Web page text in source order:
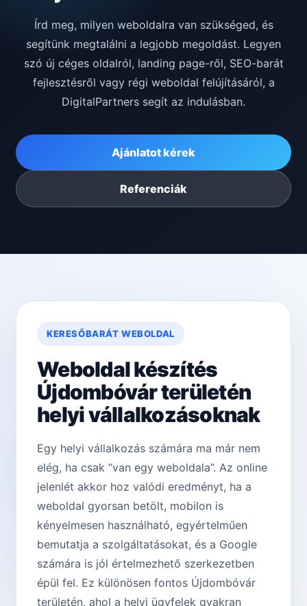
Írd meg, milyen weboldalra van szükséged, és
segítünk megtalálni a legjobb megoldást. Legyen
szó új céges oldalról, landing page-ről, SEO-barát
fejlesztésről vagy régi weboldal felújításáról, a
DigitalPartners segít az indulásban.
Ajánlatot kérek
Referenciák
KERESŐBARÁT WEBOLDAL
Weboldal készítés
Újdombóvár területén
helyi vállalkozásoknak
Egy helyi vállalkozás számára ma már nem
elég, ha csak “van egy weboldala”. Az online
jelenlét akkor hoz valódi eredményt, ha a
weboldal gyorsan betölt, mobilon is
kényelmesen használható, egyértelműen
bemutatja a szolgáltatásokat, és a Google
számára is jól értelmezhető szerkezetben
épül fel. Ez különösen fontos Újdombóvár
területén, ahol a helyi ügyfelek gyakran